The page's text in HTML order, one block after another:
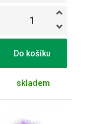
Do košíku
skladem